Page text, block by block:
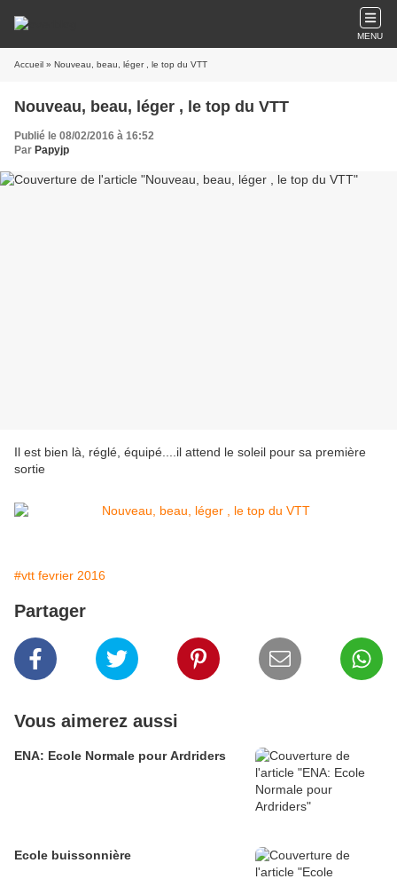
MENU
Accueil » Nouveau, beau, léger , le top du VTT
Nouveau, beau, léger , le top du VTT
Publié le 08/02/2016 à 16:52
Par Papyjp
Il est bien là, réglé, équipé....il attend le soleil pour sa première
sortie
#vtt fevrier 2016
Partager
Vous aimerez aussi
ENA: Ecole Normale pour Ardriders
Ecole buissonnière